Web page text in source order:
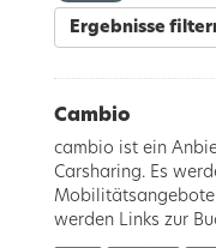
Ergebnisse
Cambio
cambio ist ein
Carsharing. Es
Mobilitätsangebote
werden Links zur